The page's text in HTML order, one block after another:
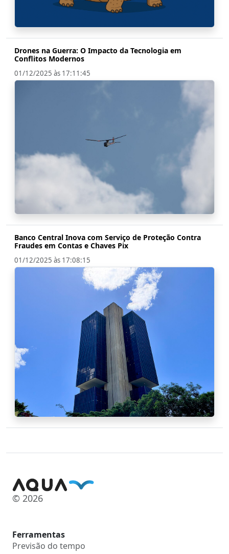
Drones na Guerra: O Impacto da Tecnologia em
Conflitos Modernos
01/12/2025 às 17:11:45
Banco Central Inova com Serviço de Proteção Contra
Fraudes em Contas e Chaves Pix
01/12/2025 às 17:08:15
© 2026
Ferramentas
Previsão do tempo